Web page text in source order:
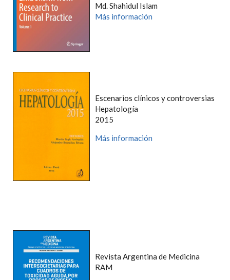
Md. Shahidul Islam
Más información
Escenarios clínicos y controversias
Hepatología
2015
Más información
Revista Argentina de Medicina
RAM